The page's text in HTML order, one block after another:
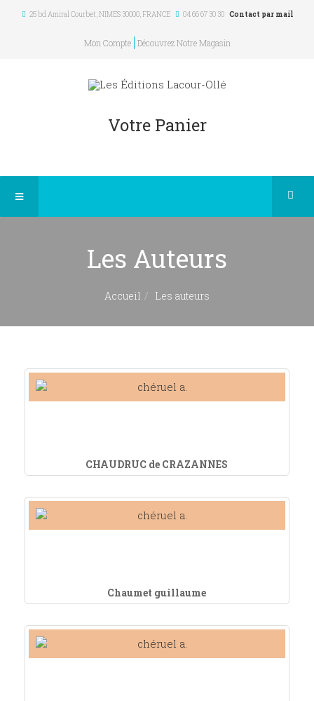
25 bd Amiral Courbet, NIMES 30000,FRANCE 04 66 67 30 30 Contact par mail
Mon Compte Découvrez Notre Magasin
Votre Panier
Les Auteurs
Accueil Les auteurs
CHAUDRUC de CRAZANNES
Chaumet guillaume